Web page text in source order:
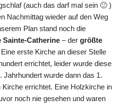
(auch das darf mal sein 🙂 )
Nachmittag wieder auf den Weg
Plan stand noch die
Catherine – der größte
Eine erste Kirche an dieser Stelle
errichtet, leider wurde diese
wurde dann das 1.
errichtet. Eine Holzkirche in
noch nie gesehen und waren